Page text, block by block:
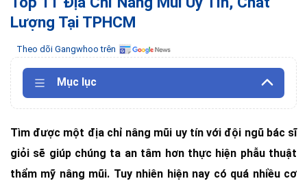
Lượng Tại TPHCM
Theo dõi Gangwhoo trên
Mục lục
Tìm được một địa chỉ nâng mũi uy tín với đội ngũ bác sĩ
giỏi sẽ giúp chúng ta an tâm hơn thực hiện phẫu thuật
thẩm mỹ nâng mũi. Tuy nhiên hiện nay có quá nhiều cơ